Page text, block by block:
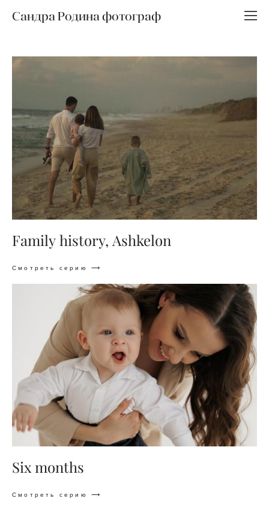
Сандра Родина фотограф
Family history, Ashkelon
Смотреть серию ⟶
Six months
Смотреть серию ⟶